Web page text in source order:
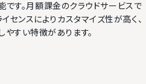
す。月額課金のクラウドサービスで
センスによりカスタマイズ性が高く、
すい特徴があります。